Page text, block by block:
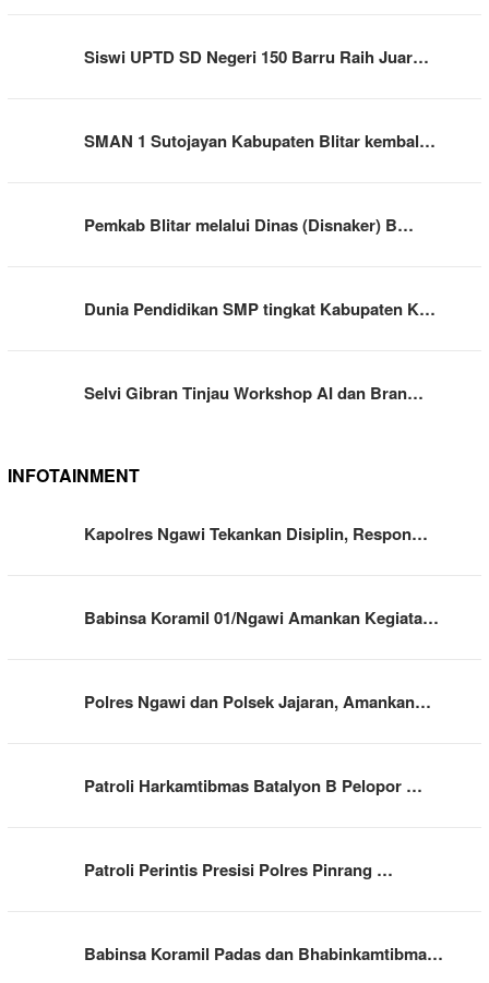
Siswi UPTD SD Negeri 150 Barru Raih Juar…
SMAN 1 Sutojayan Kabupaten Blitar kembal…
Pemkab Blitar melalui Dinas (Disnaker) B…
Dunia Pendidikan SMP tingkat Kabupaten K…
Selvi Gibran Tinjau Workshop AI dan Bran…
INFOTAINMENT
Kapolres Ngawi Tekankan Disiplin, Respon…
Babinsa Koramil 01/Ngawi Amankan Kegiata…
Polres Ngawi dan Polsek Jajaran, Amankan…
Patroli Harkamtibmas Batalyon B Pelopor …
Patroli Perintis Presisi Polres Pinrang …
Babinsa Koramil Padas dan Bhabinkamtibma…